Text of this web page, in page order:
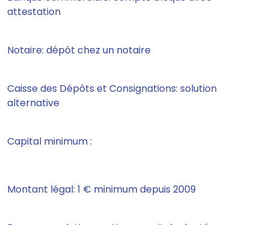
attestation
Notaire: dépôt chez un notaire
Caisse des Dépôts et Consignations: solution
alternative
Capital minimum :
Montant légal: 1 € minimum depuis 2009